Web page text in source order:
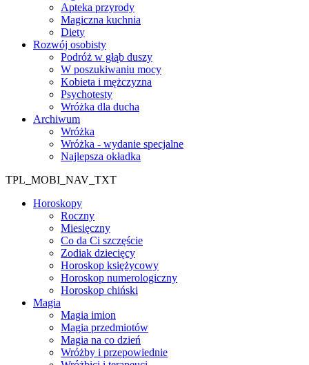
Apteka przyrody
Magiczna kuchnia
Diety
Rozwój osobisty
Podróż w głąb duszy
W poszukiwaniu mocy
Kobieta i mężczyzna
Psychotesty
Wróżka dla ducha
Archiwum
Wróżka
Wróżka - wydanie specjalne
Najlepsza okładka
TPL_MOBI_NAV_TXT
Horoskopy
Roczny
Miesięczny
Co da Ci szczęście
Zodiak dziecięcy
Horoskop księżycowy
Horoskop numerologiczny
Horoskop chiński
Magia
Magia imion
Magia przedmiotów
Magia na co dzień
Wróżby i przepowiednie